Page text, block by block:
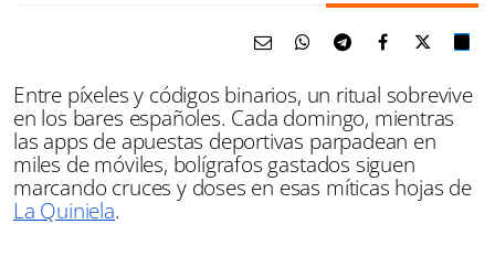
Entre píxeles y códigos binarios, un ritual sobrevive
en los bares españoles. Cada domingo, mientras
las apps de apuestas deportivas parpadean en
miles de móviles, bolígrafos gastados siguen
marcando cruces y doses en esas míticas hojas de
La Quiniela.